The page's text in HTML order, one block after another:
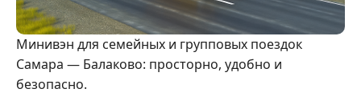
Минивэн для семейных и групповых поездок
Самара — Балаково: просторно, удобно и
безопасно.